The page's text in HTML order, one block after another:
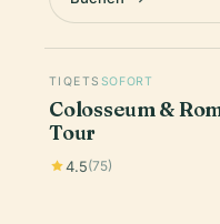
TIQETS SOFORT
Colosseum &
Tour
4.5(75)